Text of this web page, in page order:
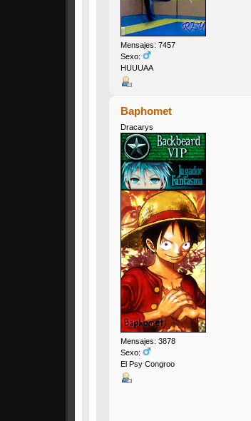
Mensajes: 7457
Sexo:
HUUUAA
Baphomet
Dracarys
Mensajes: 3878
Sexo:
El Psy Congroo